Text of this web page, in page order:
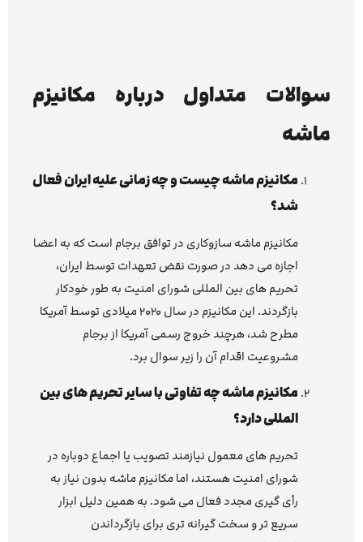
سوالات متداول درباره مکانیزم
ماشه
مکانیزم ماشه چیست و چه زمانی علیه ایران فعال
شد؟
مکانیزم ماشه سازوکاری در توافق برجام است که به اعضا
اجازه می دهد در صورت نقض تعهدات توسط ایران،
تحریم های بین المللی شورای امنیت به طور خودکار
بازگردند. این مکانیزم در سال ۲۰۲۰ میلادی توسط آمریکا
مطرح شد، هرچند خروج رسمی آمریکا از برجام
مشروعیت اقدام آن را زیر سوال برد.
مکانیزم ماشه چه تفاوتی با سایر تحریم های بین
المللی دارد؟
تحریم های معمول نیازمند تصویب یا اجماع دوباره در
شورای امنیت هستند، اما مکانیزم ماشه بدون نیاز به
رأی گیری مجدد فعال می شود. به همین دلیل ابزار
سریع تر و سخت گیرانه تری برای بازگرداندن